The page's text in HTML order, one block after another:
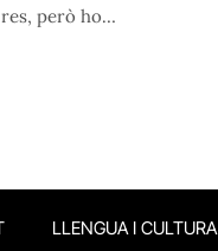
però ho…
LLENGUA I CULTURA